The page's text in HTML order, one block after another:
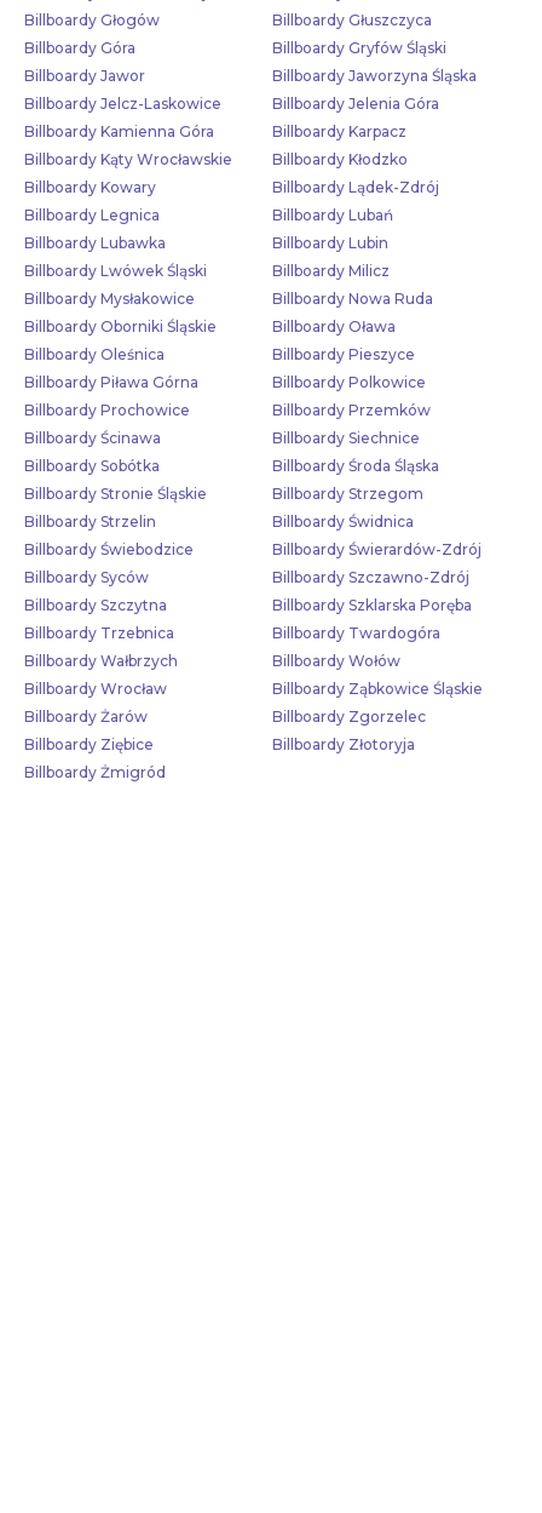
Billboardy Głogów
Billboardy Głuszczyca
Billboardy Góra
Billboardy Gryfów Śląski
Billboardy Jawor
Billboardy Jaworzyna Śląska
Billboardy Jelcz-Laskowice
Billboardy Jelenia Góra
Billboardy Kamienna Góra
Billboardy Karpacz
Billboardy Kąty Wrocławskie
Billboardy Kłodzko
Billboardy Kowary
Billboardy Lądek-Zdrój
Billboardy Legnica
Billboardy Lubań
Billboardy Lubawka
Billboardy Lubin
Billboardy Lwówek Śląski
Billboardy Milicz
Billboardy Mysłakowice
Billboardy Nowa Ruda
Billboardy Oborniki Śląskie
Billboardy Oława
Billboardy Oleśnica
Billboardy Pieszyce
Billboardy Piława Górna
Billboardy Polkowice
Billboardy Prochowice
Billboardy Przemków
Billboardy Ścinawa
Billboardy Siechnice
Billboardy Sobótka
Billboardy Środa Śląska
Billboardy Stronie Śląskie
Billboardy Strzegom
Billboardy Strzelin
Billboardy Świdnica
Billboardy Świebodzice
Billboardy Świerardów-Zdrój
Billboardy Syców
Billboardy Szczawno-Zdrój
Billboardy Szczytna
Billboardy Szklarska Poręba
Billboardy Trzebnica
Billboardy Twardogóra
Billboardy Wałbrzych
Billboardy Wołów
Billboardy Wrocław
Billboardy Ząbkowice Śląskie
Billboardy Żarów
Billboardy Zgorzelec
Billboardy Ziębice
Billboardy Złotoryja
Billboardy Żmigród